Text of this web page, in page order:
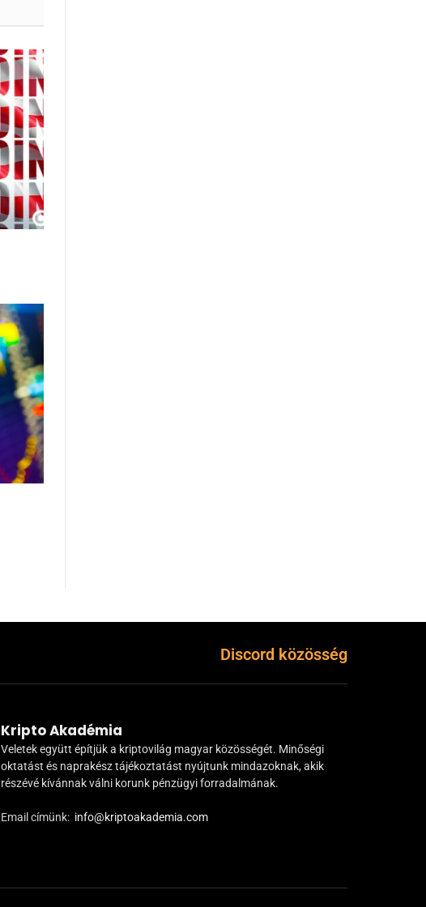
Discord közösség
Kripto Akadémia
Veletek együtt építjük a kriptovilág magyar közösségét. Minőségi
oktatást és naprakész tájékoztatást nyújtunk mindazoknak, akik
részévé kívánnak válni korunk pénzügyi forradalmának.
Email címünk: info@kriptoakademia.com